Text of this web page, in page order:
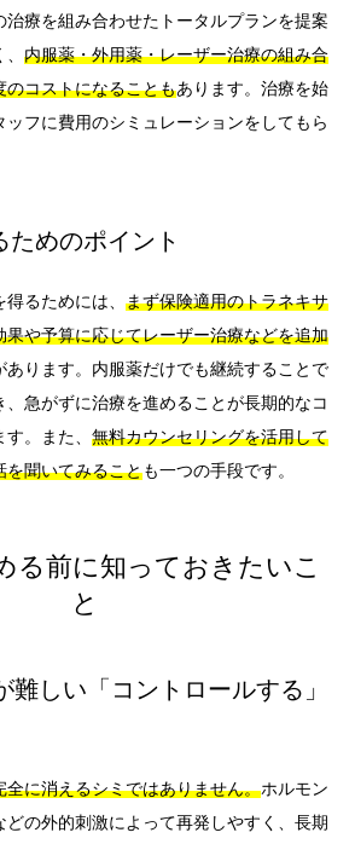
治療を組み合わせたトータルプランを提案
内服薬・外用薬・レーザー治療の組み合
のコストになることもあります。治療を始
フに費用のシミュレーションをしてもら
ためのポイント
るためには、 まず保険適用のトラネキサ
果や予算に応じてレーザー治療などを追加
あります。内服薬だけでも継続することで
急がずに治療を進めることが長期的なコ
。また、 無料カウンセリングを活用して
を聞いてみることも一つの手段です。
る前に知っておきたいこ
と
難しい「コントロールする」
全に消えるシミではありません。ホルモン
の外的刺激によって再発しやすく、長期